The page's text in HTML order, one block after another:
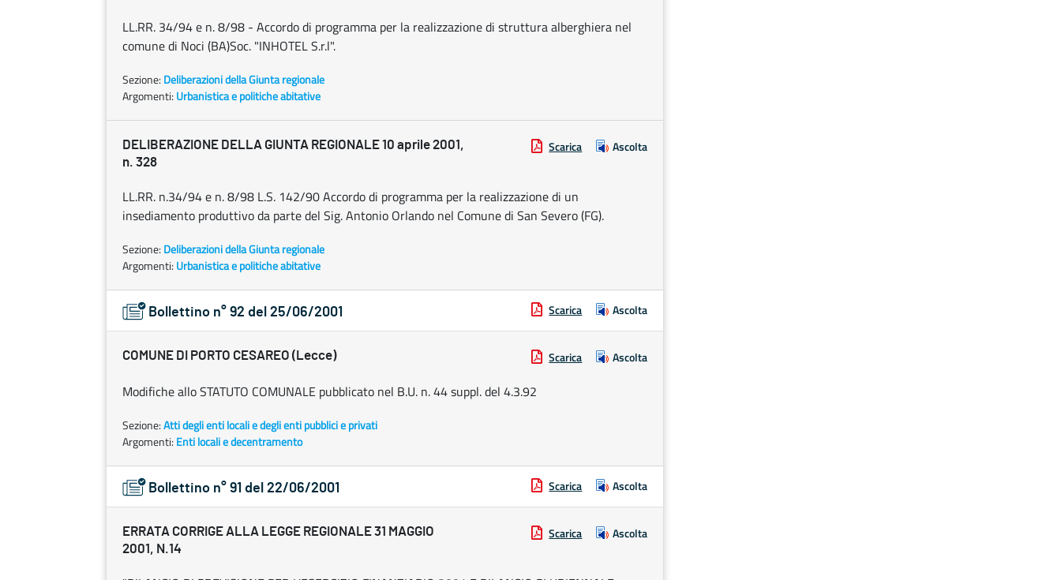
LL.RR. 34/94 e n. 8/98 - Accordo di programma per la realizzazione di struttura alberghiera nel
comune di Noci (BA)Soc. "INHOTEL S.r.l".
Sezione: Deliberazioni della Giunta regionale
Argomenti: Urbanistica e politiche abitative
DELIBERAZIONE DELLA GIUNTA REGIONALE 10 aprile 2001,
n. 328
Scarica Ascolta
LL.RR. n.34/94 e n. 8/98 L.S. 142/90 Accordo di programma per la realizzazione di un
insediamento produttivo da parte del Sig. Antonio Orlando nel Comune di San Severo (FG).
Sezione: Deliberazioni della Giunta regionale
Argomenti: Urbanistica e politiche abitative
Bollettino n° 92 del 25/06/2001 Scarica Ascolta
COMUNE DI PORTO CESAREO (Lecce) Scarica Ascolta
Modifiche allo STATUTO COMUNALE pubblicato nel B.U. n. 44 suppl. del 4.3.92
Sezione:Atti degli enti locali e degli enti pubblici e privati
Argomenti: Enti locali e decentramento
Bollettino n° 91 del 22/06/2001 Scarica Ascolta
ERRATA CORRIGE ALLA LEGGE REGIONALE 31 MAGGIO
2001, N.14
Scarica Ascolta